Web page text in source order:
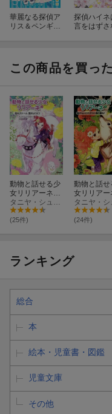
華麗なる探偵ア
リス＆ペンギン
探偵ハイネ
言をはずさ
この商品を買っ
動物と話せる少
女リリアーネ
（5）
タニヤ・シュテーブナー
(25件)
動物と話せ
女リリアー
（7）
(24件)
ランキング
総合
本
絵本・児童書・図鑑
児童文庫
その他